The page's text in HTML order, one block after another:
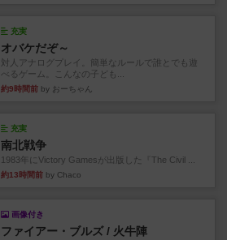
充実
オバケだぞ～
対人アナログプレイ。簡単なルールで誰とでも遊
べるゲーム。こんなの子ども...
約9時間前 by おーちゃん
充実
南北戦争
1983年にVictory Gamesが出版した『The Civil ...
約13時間前 by Chaco
画像付き
ファイアー・ブルズ / 火牛陣